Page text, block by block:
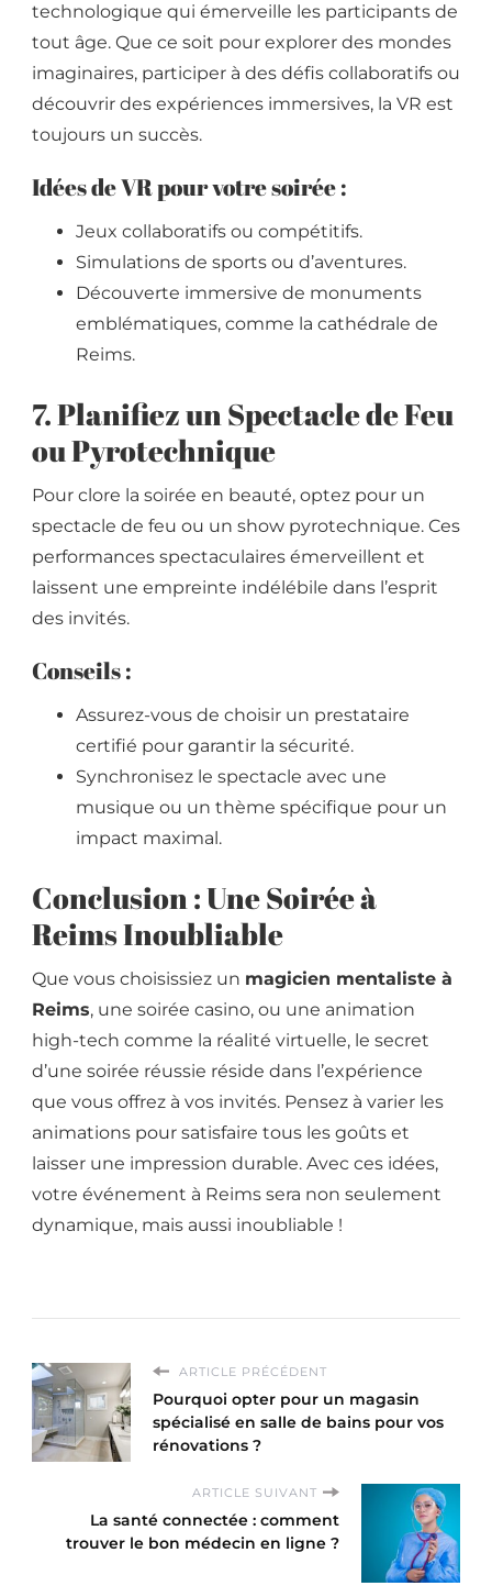
technologique qui émerveille les participants de
tout âge. Que ce soit pour explorer des mondes
imaginaires, participer à des défis collaboratifs ou
découvrir des expériences immersives, la VR est
toujours un succès.
Idées de VR pour votre soirée :
Jeux collaboratifs ou compétitifs.
Simulations de sports ou d’aventures.
Découverte immersive de monuments
emblématiques, comme la cathédrale de
Reims.
7. Planifiez un Spectacle de Feu
ou Pyrotechnique
Pour clore la soirée en beauté, optez pour un
spectacle de feu ou un show pyrotechnique. Ces
performances spectaculaires émerveillent et
laissent une empreinte indélébile dans l’esprit
des invités.
Conseils :
Assurez-vous de choisir un prestataire
certifié pour garantir la sécurité.
Synchronisez le spectacle avec une
musique ou un thème spécifique pour un
impact maximal.
Conclusion : Une Soirée à
Reims Inoubliable
Que vous choisissiez un magicien mentaliste à
Reims, une soirée casino, ou une animation
high-tech comme la réalité virtuelle, le secret
d’une soirée réussie réside dans l’expérience
que vous offrez à vos invités. Pensez à varier les
animations pour satisfaire tous les goûts et
laisser une impression durable. Avec ces idées,
votre événement à Reims sera non seulement
dynamique, mais aussi inoubliable !
ARTICLE PRÉCÉDENT
Pourquoi opter pour un magasin
spécialisé en salle de bains pour vos
rénovations ?
ARTICLE SUIVANT
La santé connectée : comment
trouver le bon médecin en ligne ?